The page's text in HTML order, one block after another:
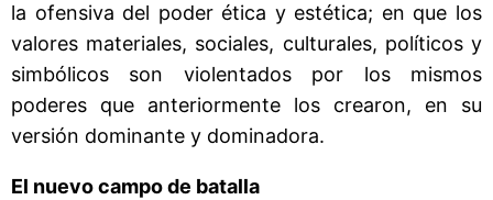
la ofensiva del poder ética y estética; en que los
valores materiales, sociales, culturales, políticos y
simbólicos son violentados por los mismos
poderes que anteriormente los crearon, en su
versión dominante y dominadora.
El nuevo campo de batalla